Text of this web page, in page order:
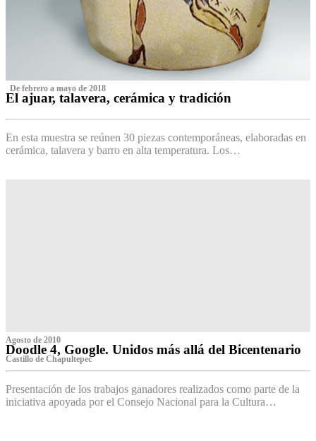
‌ De febrero a mayo de 2018
El ajuar, talavera, cerámica y tradición
En esta muestra se reúnen 30 piezas contemporáneas, elaboradas en
cerámica, talavera y barro en alta temperatura. Los…
Agosto de 2010
Doodle 4, Google. Unidos más allá del Bicentenario
Castillo de Chapultepec
Presentación de los trabajos ganadores realizados como parte de la
iniciativa apoyada por el Consejo Nacional para la Cultura…